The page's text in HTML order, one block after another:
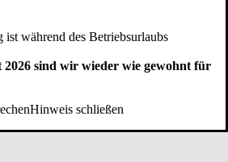
während des Betriebsurlaubs
2026 sind wir wieder wie gewohnt für
Hinweis schließen